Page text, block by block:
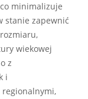
minimalizuje
stanie zapewnić
wiekowej
z
i